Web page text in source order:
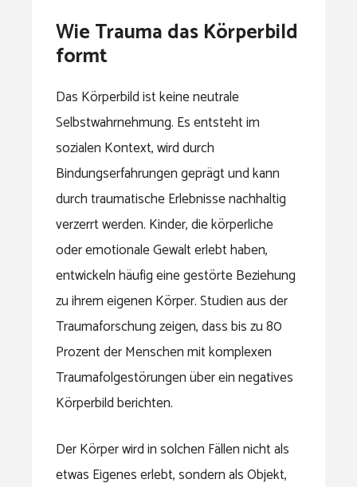
Wie Trauma das Körperbild
formt
Das Körperbild ist keine neutrale
Selbstwahrnehmung. Es entsteht im
sozialen Kontext, wird durch
Bindungserfahrungen geprägt und kann
durch traumatische Erlebnisse nachhaltig
verzerrt werden. Kinder, die körperliche
oder emotionale Gewalt erlebt haben,
entwickeln häufig eine gestörte Beziehung
zu ihrem eigenen Körper. Studien aus der
Traumaforschung zeigen, dass bis zu 80
Prozent der Menschen mit komplexen
Traumafolgestörungen über ein negatives
Körperbild berichten.
Der Körper wird in solchen Fällen nicht als
etwas Eigenes erlebt, sondern als Objekt,